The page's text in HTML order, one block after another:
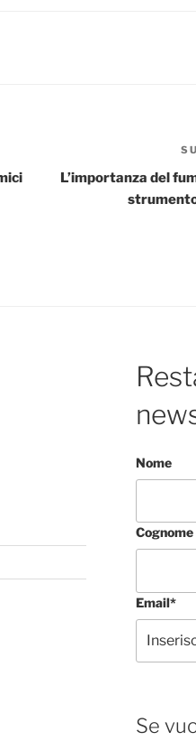
L’importanza del
Nome
Email*
Se